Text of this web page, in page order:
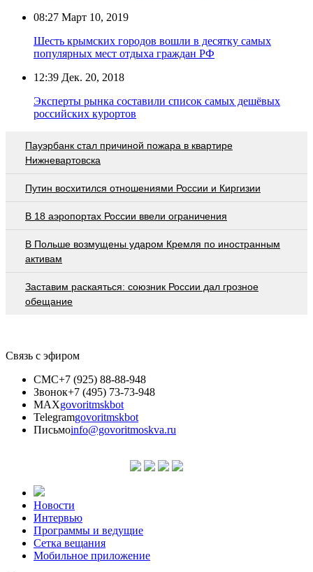
08:27 Март 10, 2019
Шесть крымских городов вошли в десятку самых
популярных мест отдыха граждан РФ
12:39 Дек. 20, 2018
Эксперты рынка составили список самых дешёвых
российских курортов
Пауэрбанк стал причиной пожара в квартире
Нижневартовска
Путин восхитился отношениями России и Киргизии
В 18 аэропортах России ввели ограничения
В Польше возмущены ударом Кремля по иностранным
активам
Заставим раскаяться: союзник России дал грозное
обещание
Связь с эфиром
СМС+7 (925) 88-88-948
Звонок+7 (495) 73-73-948
MAXgovoritmskbot
Telegramgovoritmskbot
Письмоinfo@govoritmoskva.ru
Новости
Интервью
Программы и ведущие
Сетка вещания
Мобильное приложение